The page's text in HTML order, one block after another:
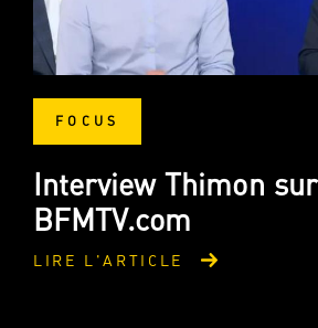
FOCUS
Interview Thimon sur
BFMTV.com
LIRE L'ARTICLE